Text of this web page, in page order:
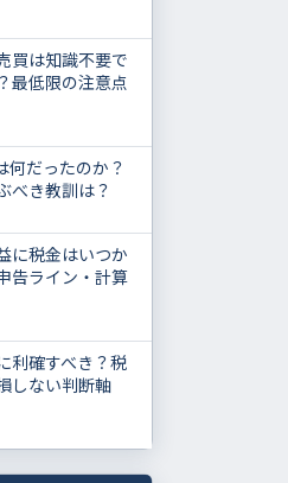
買は知識不要で
最低限の注意点
何だったのか？
べき教訓は？
に税金はいつか
告ライン・計算
利確すべき？税
しない判断軸